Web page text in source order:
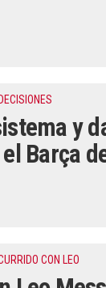
y
Barça
CON LEO